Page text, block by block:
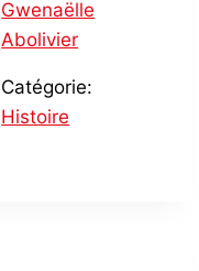
Gwenaëlle
Abolivier
Catégorie:
Histoire